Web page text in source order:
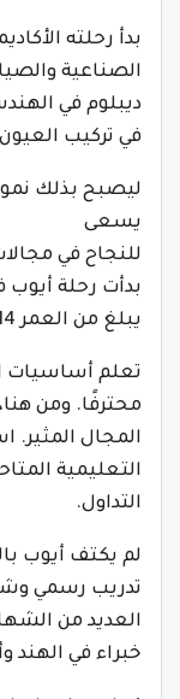
بدأ رحلته
الصناعية
ديبلوم في
في تركيب
ليصبح بذلك
يسعى
للنجاح في
بدأت رحلة أيوب
يبلغ من العمر 14-15 عاما.
تعلم أساسيات
محترفًا. ومن
المجال المثير.
التعليمية
التداول.
لم يكتف أيوب
تدريب رسمي
العديد من
خبراء في الهند